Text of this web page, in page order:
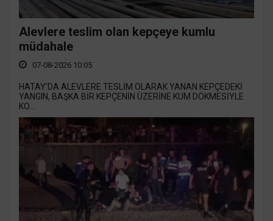
Alevlere teslim olan kepçeye kumlu
müdahale
07-08-2026 10:05
HATAY’DA ALEVLERE TESLİM OLARAK YANAN KEPÇEDEKİ
YANGIN, BAŞKA BİR KEPÇENİN ÜZERİNE KUM DÖKMESİYLE
KO...